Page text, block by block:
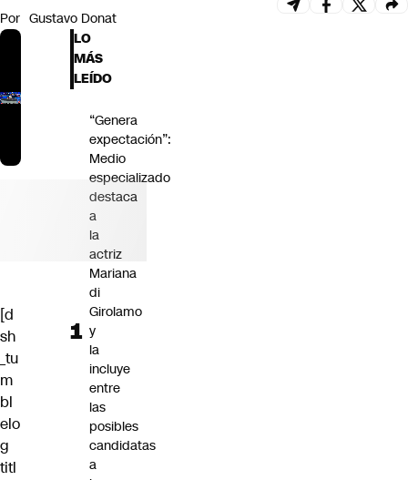
Por Gustavo Donat
[d
sh
_tu
m
bl
elo
g
titl
LO
MÁS
LEÍDO
“Genera
expectación”:
Medio
especializado
destaca
a
la
actriz
Mariana
di
Girolamo
y
la
incluye
entre
las
posibles
candidatas
a